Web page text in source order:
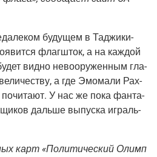
буду­щем в Таджи­ки­
флаг­шток, а на каж­дой
вид­но нево­ору­жен­ным гла­
а где Эмо­ма­ли Рах­
У нас же пока фан­та­
даль­ше выпус­ка играль­
карт «Поли­ти­че­ский Олимп